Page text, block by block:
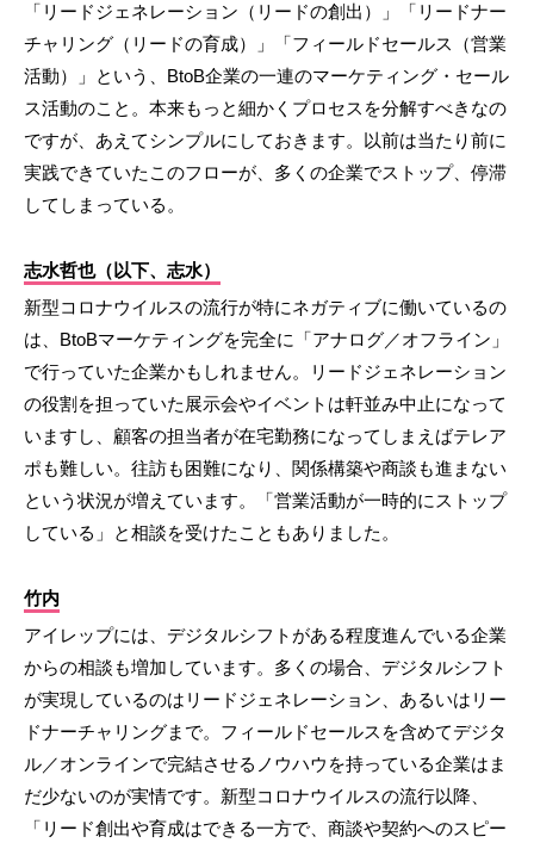
「リードジェネレーション（リードの創出）」「リードナー
チャリング（リードの育成）」「フィールドセールス（営業
活動）」という、BtoB企業の一連のマーケティング・セール
ス活動のこと。本来もっと細かくプロセスを分解すべきなの
ですが、あえてシンプルにしておきます。以前は当たり前に
実践できていたこのフローが、多くの企業でストップ、停滞
してしまっている。
志水哲也（以下、志水）
新型コロナウイルスの流行が特にネガティブに働いているの
は、BtoBマーケティングを完全に「アナログ／オフライン」
で行っていた企業かもしれません。リードジェネレーション
の役割を担っていた展示会やイベントは軒並み中止になって
いますし、顧客の担当者が在宅勤務になってしまえばテレア
ポも難しい。往訪も困難になり、関係構築や商談も進まない
という状況が増えています。「営業活動が一時的にストップ
している」と相談を受けたこともありました。
竹内
アイレップには、デジタルシフトがある程度進んでいる企業
からの相談も増加しています。多くの場合、デジタルシフト
が実現しているのはリードジェネレーション、あるいはリー
ドナーチャリングまで。フィールドセールスを含めてデジタ
ル／オンラインで完結させるノウハウを持っている企業はま
だ少ないのが実情です。新型コロナウイルスの流行以降、
「リード創出や育成はできる一方で、商談や契約へのスピー